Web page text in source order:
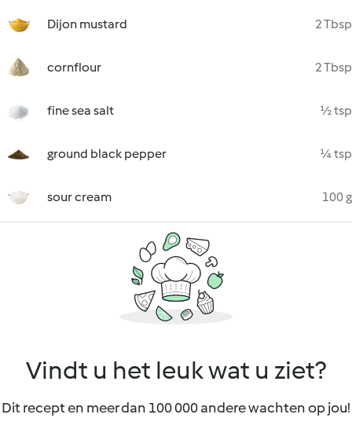
Dijon mustard 2 Tbsp
cornflour 2 Tbsp
fine sea salt ½ tsp
ground black pepper ¼ tsp
sour cream 100 g
Vindt u het leuk wat u ziet?
Dit recept en meer dan 100 000 andere wachten op jou!